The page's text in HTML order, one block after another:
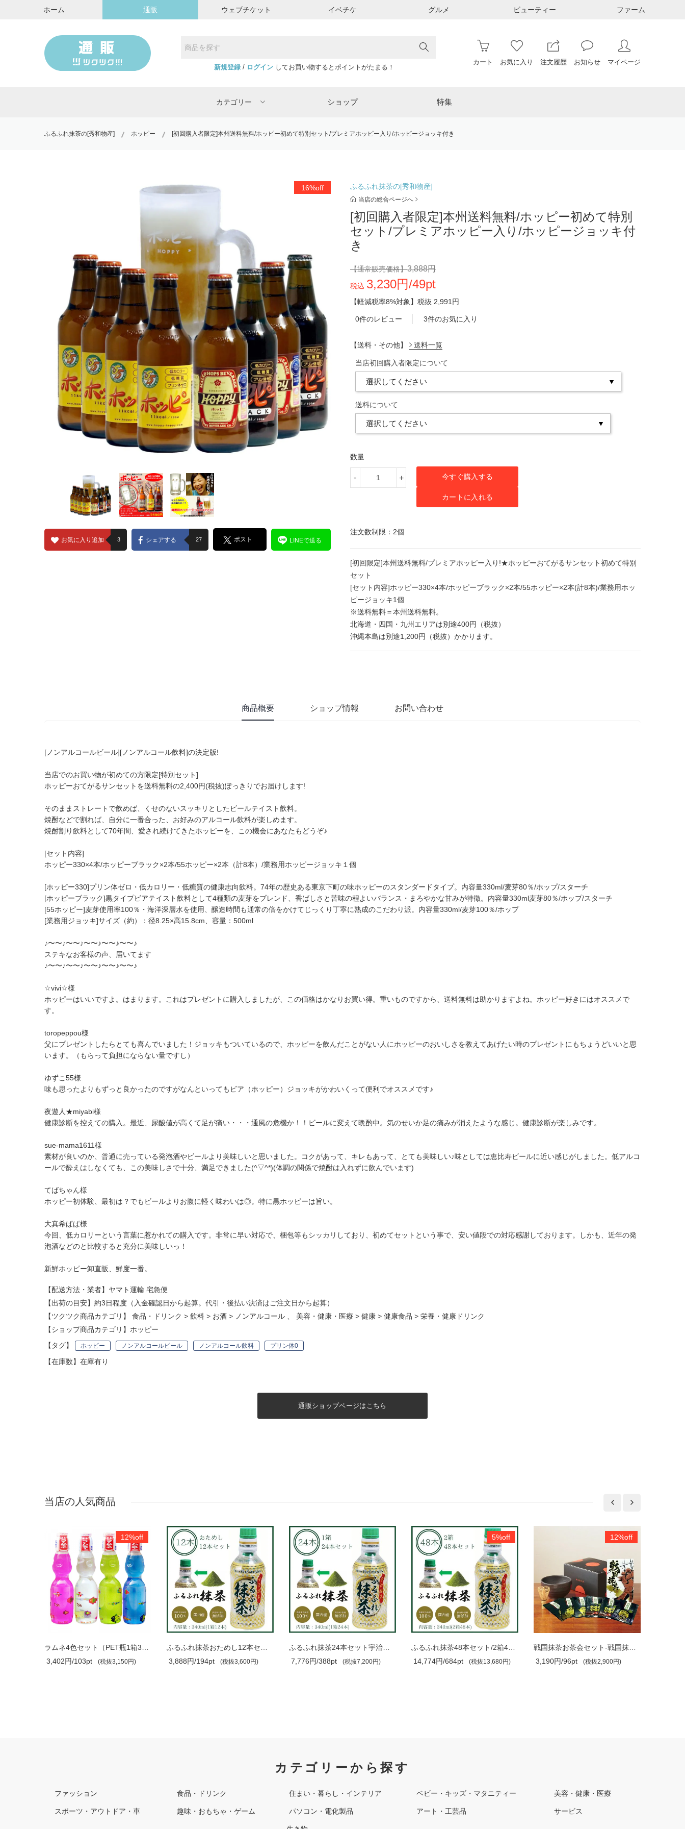
ホーム 通販 ウェブチケット イベチケ グルメ ビューティー ファーム
新規登録/ ログインしてお買い物するとポイントがたまる！
カート お気に入り 注文履歴 お知らせ マイページ
カテゴリー ショップ 特集
ふるふれ抹茶の[秀和物産] ホッピー [初回購入者限定]本州送料無料/ホッピー初めて特別セット/プレミアホッピー入り/ホッピージョッキ付き
16%off
お気に入り追加 3 シェアする 27 ポスト LINEで送る
ふるふれ抹茶の[秀和物産]
当店の総合ページへ
[初回購入者限定]本州送料無料/ホッピー初めて特別
セット/プレミアホッピー入り/ホッピージョッキ付
き
【通常販売価格】3,888円
税込 3,230円/49pt
【軽減税率8%対象】 税抜 2,991円
0件のレビュー 3件のお気に入り
【送料・その他】 送料一覧
当店初回購入者限定について
送料について
数量
- + 今すぐ購入する
カートに入れる
注文数制限：2個
[初回限定]本州送料無料/プレミアホッピー入り!★ホッピーおてがるサンセット初めて特別
セット
[セット内容]ホッピー330×4本/ホッピーブラック×2本/55ホッピー×2本(計8本)/業務用ホッ
ピージョッキ1個
※送料無料＝本州送料無料。
北海道・四国・九州エリアは別途400円（税抜）
沖縄本島は別途1,200円（税抜）かかります。
商品概要 ショップ情報 お問い合わせ
[ノンアルコールビール][ノンアルコール飲料]の決定版!
当店でのお買い物が初めての方限定[特別セット]
ホッピーおてがるサンセットを送料無料の2,400円(税抜)ぽっきりでお届けします!
そのままストレートで飲めば、くせのないスッキリとしたビールテイスト飲料。
焼酎などで割れば、自分に一番合った、お好みのアルコール飲料が楽しめます。
焼酎割り飲料として70年間、愛され続けてきたホッピーを、この機会にあなたもどうぞ♪
[セット内容]
ホッピー330×4本/ホッピーブラック×2本/55ホッピー×2本（計8本）/業務用ホッピージョッキ１個
[ホッピー330]プリン体ゼロ・低カロリー・低糖質の健康志向飲料。74年の歴史ある東京下町の味ホッピーのスタンダードタイプ。内容量330ml/麦芽80％/ホップ/スターチ
[ホッピーブラック]黒タイプビアテイスト飲料として4種類の麦芽をブレンド、香ばしさと苦味の程よいバランス・まろやかな甘みが特徴。内容量330ml麦芽80％/ホップ/スターチ
[55ホッピー]麦芽使用率100％・海洋深層水を使用、醸造時間も通常の倍をかけてじっくり丁寧に熟成のこだわり派。内容量330ml/麦芽100％/ホップ
[業務用ジョッキ]サイズ（約）：径8.25×高15.8cm、容量：500ml
♪〜〜♪〜〜♪〜〜♪〜〜♪〜〜♪
ステキなお客様の声、届いてます
♪〜〜♪〜〜♪〜〜♪〜〜♪〜〜♪
☆vivi☆様
ホッピーはいいですよ。はまります。これはプレゼントに購入しましたが、この価格はかなりお買い得。重いものですから、送料無料は助かりますよね。ホッピー好きにはオススメで
す。
toropeppou様
父にプレゼントしたらとても喜んでいました！ジョッキもついているので、ホッピーを飲んだことがない人にホッピーのおいしさを教えてあげたい時のプレゼントにもちょうどいいと思
います。（もらって負担にならない量ですし）
ゆずこ55様
味も思ったよりもずっと良かったのですがなんといってもビア（ホッピー）ジョッキがかわいくって便利でオススメです♪
夜遊人★miyabi様
健康診断を控えての購入。最近、尿酸値が高くて足が痛い・・・通風の危機か！！ビールに変えて晩酌中。気のせいか足の痛みが消えたような感じ。健康診断が楽しみです。
sue-mama1611様
素材が良いのか、普通に売っている発泡酒やビールより美味しいと思いました。コクがあって、キレもあって、とても美味しい♪味としては恵比寿ビールに近い感じがしました。低アルコ
ールで酔えはしなくても、この美味しさで十分、満足できました(^▽^*)(体調の関係で焼酎は入れずに飲んでいます)
てばちゃん様
ホッピー初体験、最初は？でもビールよりお腹に軽く味わいは◎。特に黒ホッピーは旨い。
大真希ぱぱ様
今回、低カロリーという言葉に惹かれての購入です。非常に早い対応で、梱包等もシッカリしており、初めてセットという事で、安い値段での対応感謝しております。しかも、近年の発
泡酒などのと比較すると充分に美味しいっ！
新鮮ホッピー卸直販、鮮度一番。
【配送方法・業者】ヤマト運輸 宅急便
【出荷の目安】約3日程度（入金確認日から起算。代引・後払い決済はご注文日から起算）
【ツクツク商品カテゴリ】 食品・ドリンク > 飲料 > お酒 > ノンアルコール 美容・健康・医療 > 健康 > 健康食品 > 栄養・健康ドリンク
【ショップ商品カテゴリ】 ホッピー
【タグ】
ホッピー ノンアルコールビール ノンアルコール飲料 プリン体0
【在庫数】在庫有り
通販ショップページはこちら
当店の人気商品
12%off
3,402円/103pt
(税抜3,150円)
3,888円/194pt
(税抜3,600円)
7,776円/388pt
(税抜7,200円)
5%off
14,774円/684pt
(税抜13,680円)
12%off
3,190円/96pt
(税抜2,900円)
カテゴリーから探す
ファッション 食品・ドリンク 住まい・暮らし・インテリア ベビー・キッズ・マタニティー 美容・健康・医療
スポーツ・アウトドア・車 趣味・おもちゃ・ゲーム パソコン・電化製品 アート・工芸品 サービス